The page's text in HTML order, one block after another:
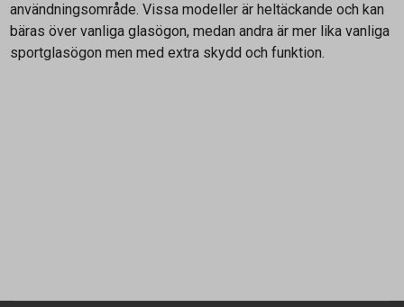
användningsområde. Vissa modeller är heltäckande och kan
bäras över vanliga glasögon, medan andra är mer lika vanliga
sportglasögon men med extra skydd och funktion.